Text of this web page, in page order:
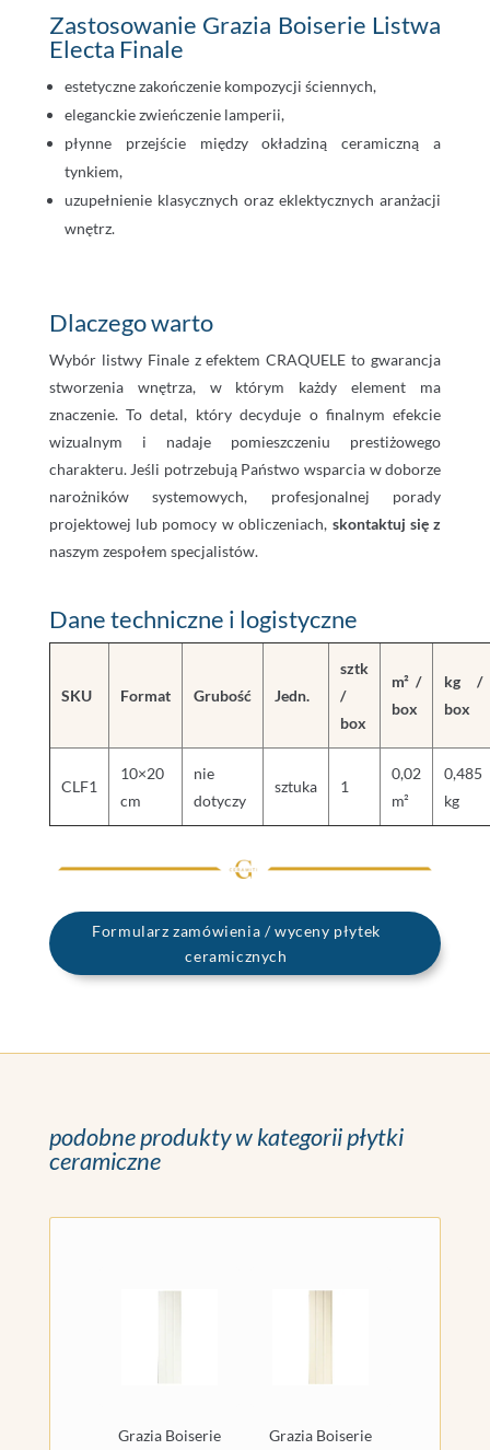
Zastosowanie Grazia Boiserie Listwa
Electa Finale
estetyczne zakończenie kompozycji ściennych,
eleganckie zwieńczenie lamperii,
płynne przejście między okładziną ceramiczną a
tynkiem,
uzupełnienie klasycznych oraz eklektycznych aranżacji
wnętrz.
Dlaczego warto
Wybór listwy Finale z efektem CRAQUELE to gwarancja
stworzenia wnętrza, w którym każdy element ma
znaczenie. To detal, który decyduje o finalnym efekcie
wizualnym i nadaje pomieszczeniu prestiżowego
charakteru. Jeśli potrzebują Państwo wsparcia w doborze
narożników systemowych, profesjonalnej porady
projektowej lub pomocy w obliczeniach, skontaktuj się z
naszym zespołem specjalistów.
Dane techniczne i logistyczne
SKU Format Grubość Jedn.
sztk
/
box
m² /
box
kg /
box
CLF1
10×20
cm
nie
dotyczy
sztuka 1
0,02
m²
0,485
kg
Formularz zamówienia / wyceny płytek
ceramicznych
podobne produkty w kategorii płytki
ceramiczne
Grazia Boiserie
Grazia Boiserie